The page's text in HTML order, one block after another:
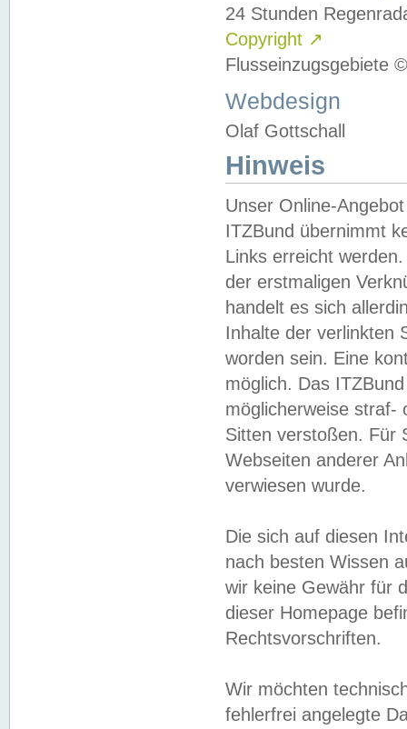
24 Stunden
Copyright ↗
Flusseinzugsgebiete
Webdesign
Olaf Gottschall
Hinweis
Unser Online-
ITZBund übernimmt
Links erreicht
der erstmaligen
handelt es sich
Inhalte der verlinkten
worden sein. Eine
möglich. Das
möglicherweise straf-
Sitten verstoßen. Für
Webseiten anderer
verwiesen wurde.
Die sich auf diesen
nach besten Wissen
wir keine Gewähr für
dieser Homepage
Rechtsvorschriften.
Wir möchten
fehlerfrei angelegte